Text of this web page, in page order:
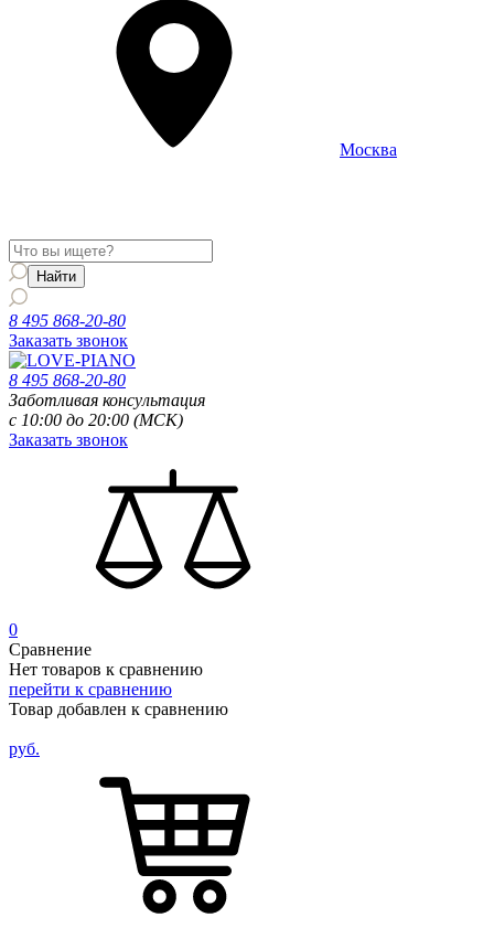
Москва
8 495 868-20-80
Заказать звонок
8 495 868-20-80
Заботливая консультация
с 10:00 до 20:00 (МСК)
Заказать звонок
0
Сравнение
Нет товаров к сравнению
перейти к сравнению
Товар добавлен к сравнению
руб.